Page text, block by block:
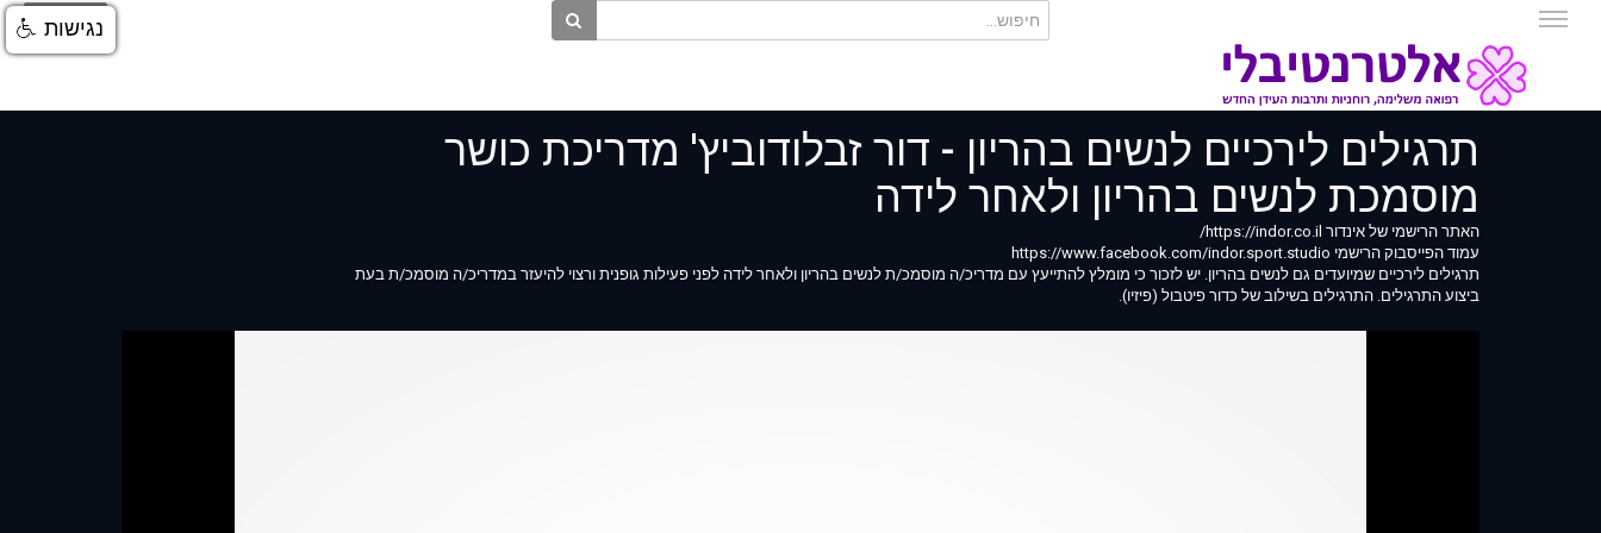
התחברות
תרגילים לירכיים לנשים בהריון - דור זבלודוביץ' מדריכת כושר
מוסמכת לנשים בהריון ולאחר לידה
האתר הרישמי של אינדור https://indor.co.il/
עמוד הפייסבוק הרישמי https://www.facebook.com/indor.sport.studio
תרגילים לירכיים שמיועדים גם לנשים בהריון. יש לזכור כי מומלץ להתייעץ עם מדריכ/ה מוסמכ/ת לנשים בהריון ולאחר לידה לפני פעילות גופנית ורצוי להיעזר במדריכ/ה מוסמכ/ת בעת
ביצוע התרגילים. התרגילים בשילוב של כדור פיטבול (פיזיו).
נגישות